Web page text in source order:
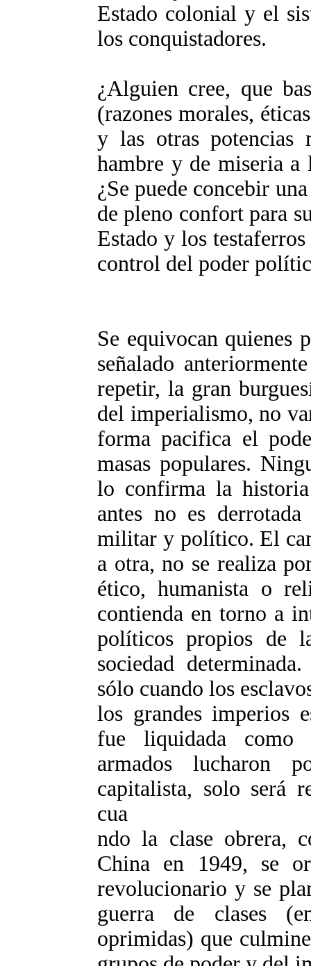
Estado colonial y el
los conquistadores.
¿Alguien cree, que
(razones morales,
y las otras potencias
hambre y de miseria a
¿Se puede concebir
de pleno confort para
Estado y los
control del poder
Se equivocan quienes
señalado
repetir, la gran
del imperialismo, no
forma pacifica el
masas populares.
lo confirma la
antes no es
militar y político. El
a otra, no se realiza
ético, humanista o
contienda en torno a
políticos propios de
sociedad
sólo cuando los
los grandes imperios
fue liquidada como
armados lucharon
capitalista, solo será
cua
ndo la clase obrera,
China en 1949, se
revolucionario y se
guerra de clases
oprimidas) que